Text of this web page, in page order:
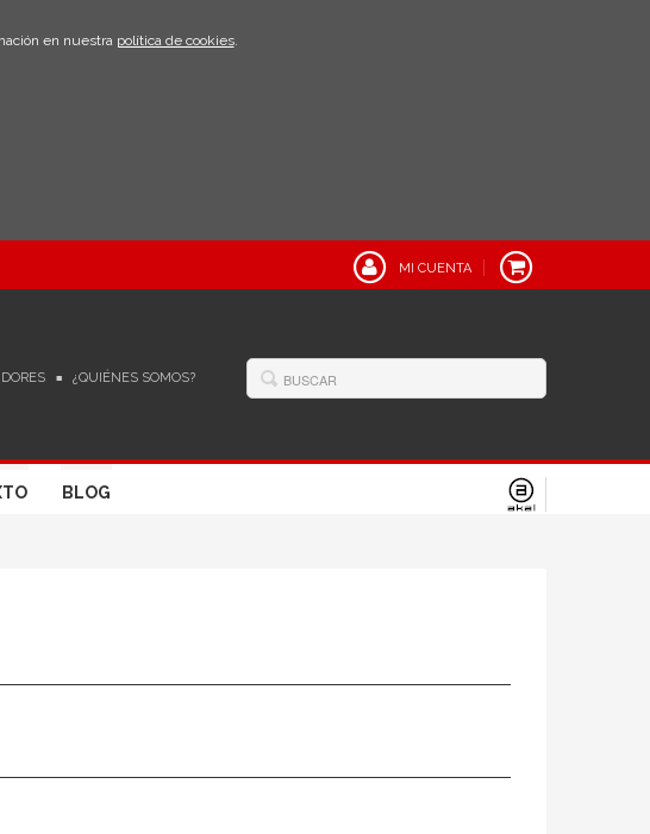
en nuestra política de cookies.
MI CUENTA
¿QUIÉNES SOMOS?
BLOG